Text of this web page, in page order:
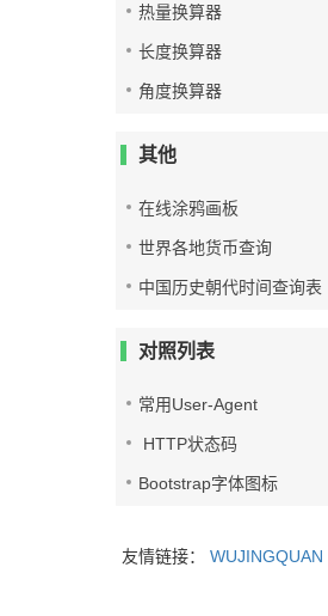
热量换算器
长度换算器
角度换算器
其他
在线涂鸦画板
世界各地货币查询
中国历史朝代时间查询表
对照列表
常用User-Agent
HTTP状态码
Bootstrap字体图标
友情链接： WUJINGQUAN